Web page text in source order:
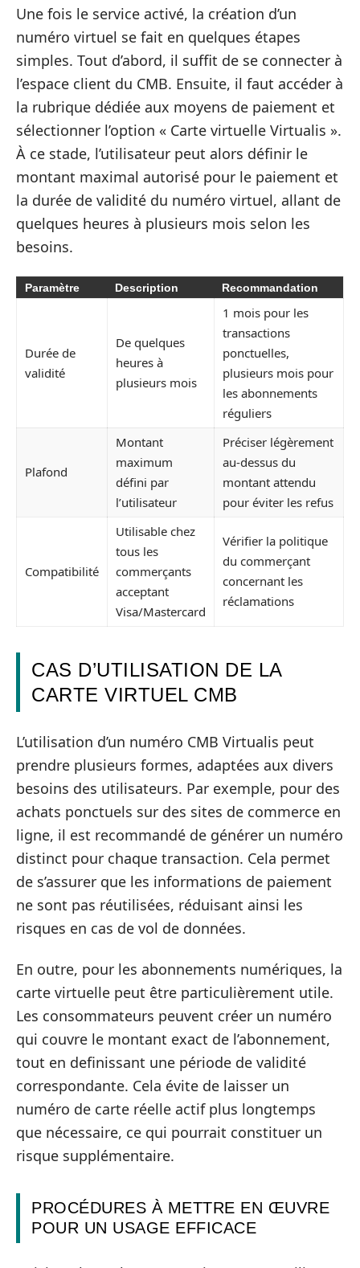
Une fois le service activé, la création d’un
numéro virtuel se fait en quelques étapes
simples. Tout d’abord, il suffit de se connecter à
l’espace client du CMB. Ensuite, il faut accéder à
la rubrique dédiée aux moyens de paiement et
sélectionner l’option « Carte virtuelle Virtualis ».
À ce stade, l’utilisateur peut alors définir le
montant maximal autorisé pour le paiement et
la durée de validité du numéro virtuel, allant de
quelques heures à plusieurs mois selon les
besoins.
Paramètre Description Recommandation
Durée de
validité
De quelques
heures à
plusieurs mois
1 mois pour les
transactions
ponctuelles,
plusieurs mois pour
les abonnements
réguliers
Plafond
Montant
maximum
défini par
l’utilisateur
Préciser légèrement
au-dessus du
montant attendu
pour éviter les refus
Compatibilité
Utilisable chez
tous les
commerçants
acceptant
Visa/Mastercard
Vérifier la politique
du commerçant
concernant les
réclamations
CAS D’UTILISATION DE LA
CARTE VIRTUEL CMB
L’utilisation d’un numéro CMB Virtualis peut
prendre plusieurs formes, adaptées aux divers
besoins des utilisateurs. Par exemple, pour des
achats ponctuels sur des sites de commerce en
ligne, il est recommandé de générer un numéro
distinct pour chaque transaction. Cela permet
de s’assurer que les informations de paiement
ne sont pas réutilisées, réduisant ainsi les
risques en cas de vol de données.
En outre, pour les abonnements numériques, la
carte virtuelle peut être particulièrement utile.
Les consommateurs peuvent créer un numéro
qui couvre le montant exact de l’abonnement,
tout en definissant une période de validité
correspondante. Cela évite de laisser un
numéro de carte réelle actif plus longtemps
que nécessaire, ce qui pourrait constituer un
risque supplémentaire.
PROCÉDURES À METTRE EN ŒUVRE
POUR UN USAGE EFFICACE